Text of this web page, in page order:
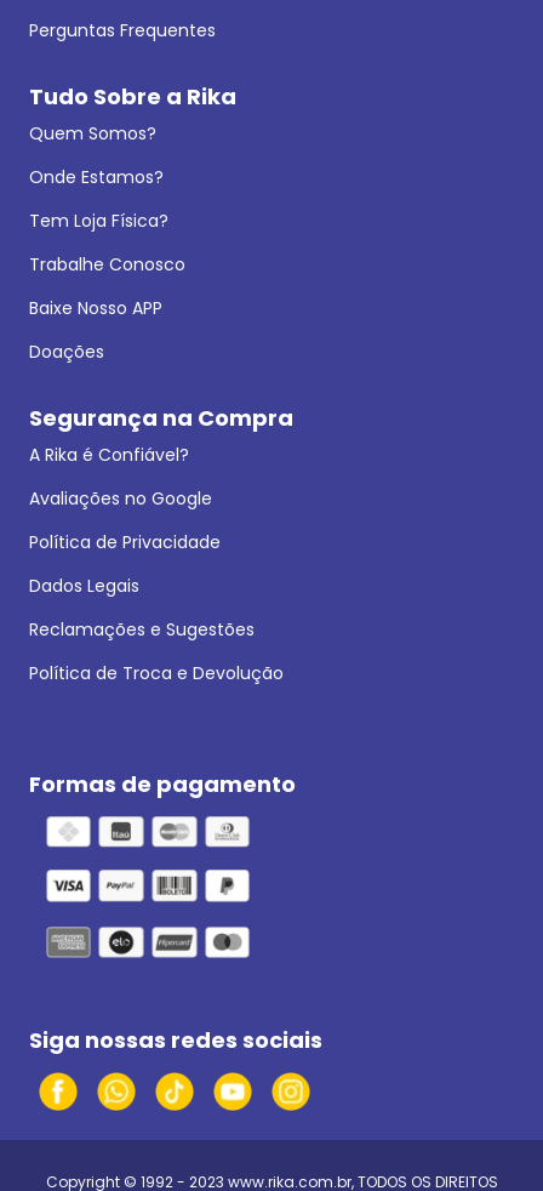
Perguntas Frequentes
Tudo Sobre a Rika
Quem Somos?
Onde Estamos?
Tem Loja Física?
Trabalhe Conosco
Baixe Nosso APP
Doações
Segurança na Compra
A Rika é Confiável?
Avaliações no Google
Política de Privacidade
Dados Legais
Reclamações e Sugestões
Política de Troca e Devolução
Formas de pagamento
Siga nossas redes sociais
Copyright © 1992 - 2023 www.rika.com.br, TODOS OS DIREITOS